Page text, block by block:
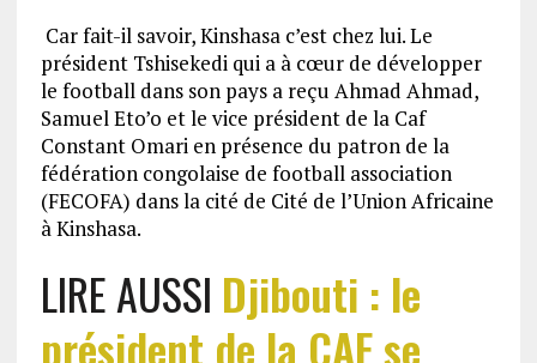
Car fait-il savoir, Kinshasa c’est chez lui. Le
président Tshisekedi qui a à cœur de développer
le football dans son pays a reçu Ahmad Ahmad,
Samuel Eto’o et le vice président de la Caf
Constant Omari en présence du patron de la
fédération congolaise de football association
(FECOFA) dans la cité de Cité de l’Union Africaine
à Kinshasa.
LIRE AUSSI Djibouti : le
président de la CAF se